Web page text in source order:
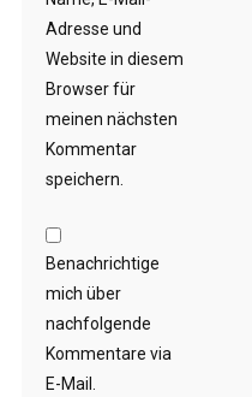
Adresse und
Website in diesem
Browser für
meinen nächsten
Kommentar
speichern.
Benachrichtige
mich über
nachfolgende
Kommentare via
E-Mail.